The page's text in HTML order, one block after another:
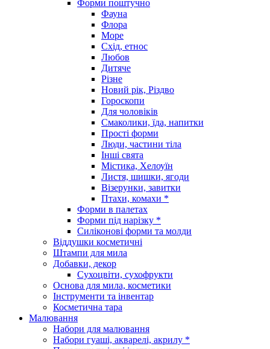
Форми поштучно
Фауна
Флора
Море
Схід, етнос
Любов
Дитяче
Різне
Новий рік, Різдво
Гороскопи
Для чоловіків
Смаколики, їда, напитки
Прості форми
Люди, частини тіла
Інші свята
Містика, Хелоуїн
Листя, шишки, ягоди
Візерунки, завитки
Птахи, комахи *
Форми в палетах
Форми під нарізку *
Силіконові форми та молди
Віддушки косметичні
Штампи для мила
Добавки, декор
Сухоцвіти, сухофрукти
Основа для мила, косметики
Інструменти та інвентар
Косметична тара
Малювання
Набори для малювання
Набори гуаші, акварелі, акрилу *